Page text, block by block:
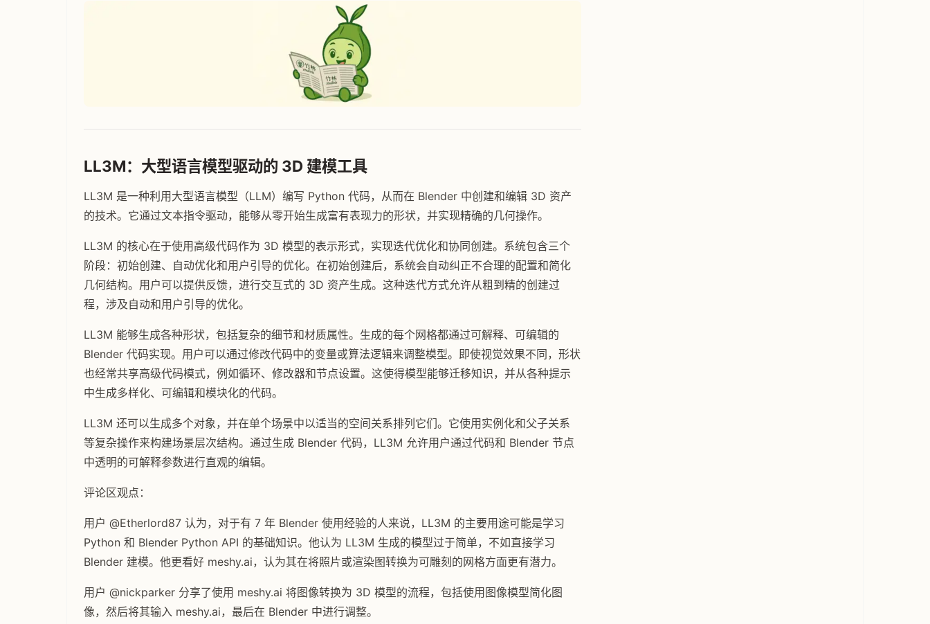
LL3M：大型语言模型驱动的 3D 建模工具
LL3M 是一种利用大型语言模型（LLM）编写 Python 代码，从而在 Blender 中创建和编辑 3D 资产
的技术。它通过文本指令驱动，能够从零开始生成富有表现力的形状，并实现精确的几何操作。
LL3M 的核心在于使用高级代码作为 3D 模型的表示形式，实现迭代优化和协同创建。系统包含三个
阶段：初始创建、自动优化和用户引导的优化。在初始创建后，系统会自动纠正不合理的配置和简化
几何结构。用户可以提供反馈，进行交互式的 3D 资产生成。这种迭代方式允许从粗到精的创建过
程，涉及自动和用户引导的优化。
LL3M 能够生成各种形状，包括复杂的细节和材质属性。生成的每个网格都通过可解释、可编辑的
Blender 代码实现。用户可以通过修改代码中的变量或算法逻辑来调整模型。即使视觉效果不同，形状
也经常共享高级代码模式，例如循环、修改器和节点设置。这使得模型能够迁移知识，并从各种提示
中生成多样化、可编辑和模块化的代码。
LL3M 还可以生成多个对象，并在单个场景中以适当的空间关系排列它们。它使用实例化和父子关系
等复杂操作来构建场景层次结构。通过生成 Blender 代码，LL3M 允许用户通过代码和 Blender 节点
中透明的可解释参数进行直观的编辑。
评论区观点：
用户 @Etherlord87 认为，对于有 7 年 Blender 使用经验的人来说，LL3M 的主要用途可能是学习
Python 和 Blender Python API 的基础知识。他认为 LL3M 生成的模型过于简单，不如直接学习
Blender 建模。他更看好 meshy.ai，认为其在将照片或渲染图转换为可雕刻的网格方面更有潜力。
用户 @nickparker 分享了使用 meshy.ai 将图像转换为 3D 模型的流程，包括使用图像模型简化图
像，然后将其输入 meshy.ai，最后在 Blender 中进行调整。